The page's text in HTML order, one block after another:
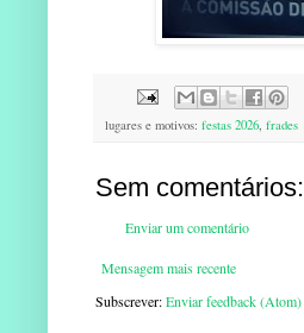
lugares e motivos: festas 2026, frades
Sem comentários:
Enviar um comentário
Mensagem mais recente
Subscrever:Enviar feedback (Atom)